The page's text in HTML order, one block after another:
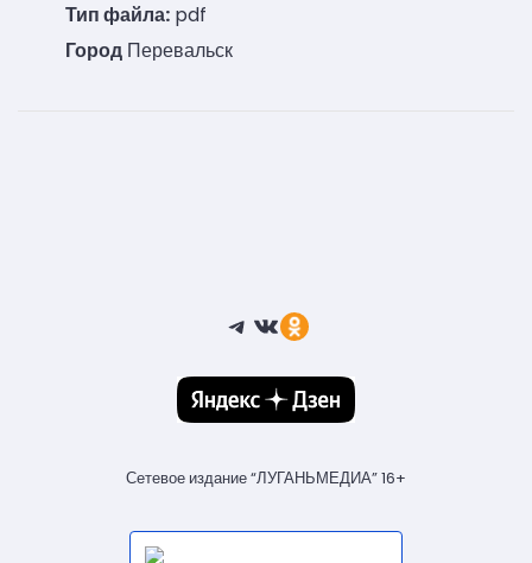
Тип файла: pdf
Город Перевальск
Telegram
ВКонтакте
Ссылка
Сетевое издание “ЛУГАНЬМЕДИА” 16+